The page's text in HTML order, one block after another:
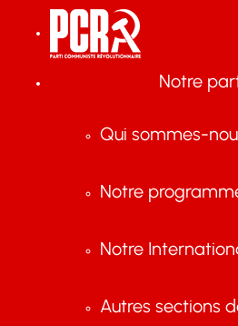
Notre
Qui sommes-
Notre
Notre
Autres sections